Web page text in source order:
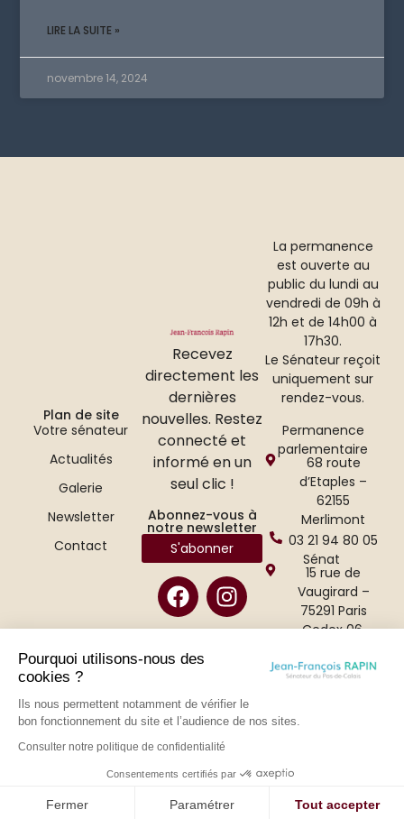
Pourquoi utilisons-nous des
cookies ?
Ils nous permettent notamment de vérifier le
bon fonctionnement du site et l’audience de nos sites.
Consulter notre politique de confidentialité
Consentements certifiés par
Fermer Paramétrer Tout accepter
LIRE LA SUITE »
novembre 14, 2024
Recevez
directement les
dernières
nouvelles. Restez
connecté et
informé en un
seul clic !
Abonnez-vous à
notre newsletter
S'abonner
La permanence
est ouverte au
public du lundi au
vendredi de 09h à
12h et de 14h00 à
17h30.
Le Sénateur reçoit
uniquement sur
rendez-vous.
Permanence
parlementaire
68 route
d’Etaples –
62155
Merlimont
03 21 94 80 05
Sénat
15 rue de
Vaugirard –
75291 Paris
Cedex 06.
Plan de site
Votre sénateur
Actualités
Galerie
Newsletter
Contact
Politique de confidentialité Mentions légales – Conçu par CONCILIUM